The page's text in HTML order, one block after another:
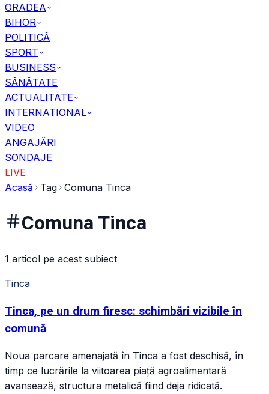
ORADEA
BIHOR
POLITICĂ
SPORT
BUSINESS
SĂNĂTATE
ACTUALITATE
INTERNATIONAL
VIDEO
ANGAJĂRI
SONDAJE
LIVE
Acasă
Tag Comuna Tinca
Comuna Tinca
1 articol pe acest subiect
Tinca
Tinca, pe un drum firesc: schimbări vizibile în
comună
Noua parcare amenajată în Tinca a fost deschisă, în
timp ce lucrările la viitoarea piață agroalimentară
avansează, structura metalică fiind deja ridicată.